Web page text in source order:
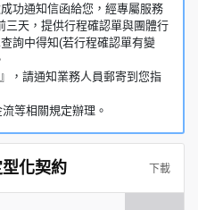
功通知信函給您，經專屬服務
三天，提供行程確認單與團體行
詢中得知(若行程確認單有變
，請通知業務人員郵寄到您指
等相關規定辦理。
化契約 下載